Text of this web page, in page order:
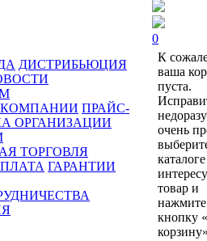
ДИСТРИБЬЮЦИЯ
КОМПАНИИ ПРАЙС-
ОРГАНИЗАЦИИ
ТОРГОВЛЯ
ГАРАНТИИ
0
К
ваша
пуста.
очень
каталоге
товар и
нажмите
кнопку